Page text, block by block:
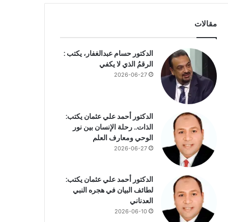
مقالات
الدكتور حسام عبدالغفار، يكتب :
الرقمُ الذي لا يكفي
2026-06-27
الدكتور أحمد علي عثمان يكتب:
الذات.. رحلة الإنسان بين نور
الوحي ومعارف العلم
2026-06-27
الدكتور أحمد علي عثمان يكتب:
لطائف البيان في هجره النبي
العدناني
2026-06-10